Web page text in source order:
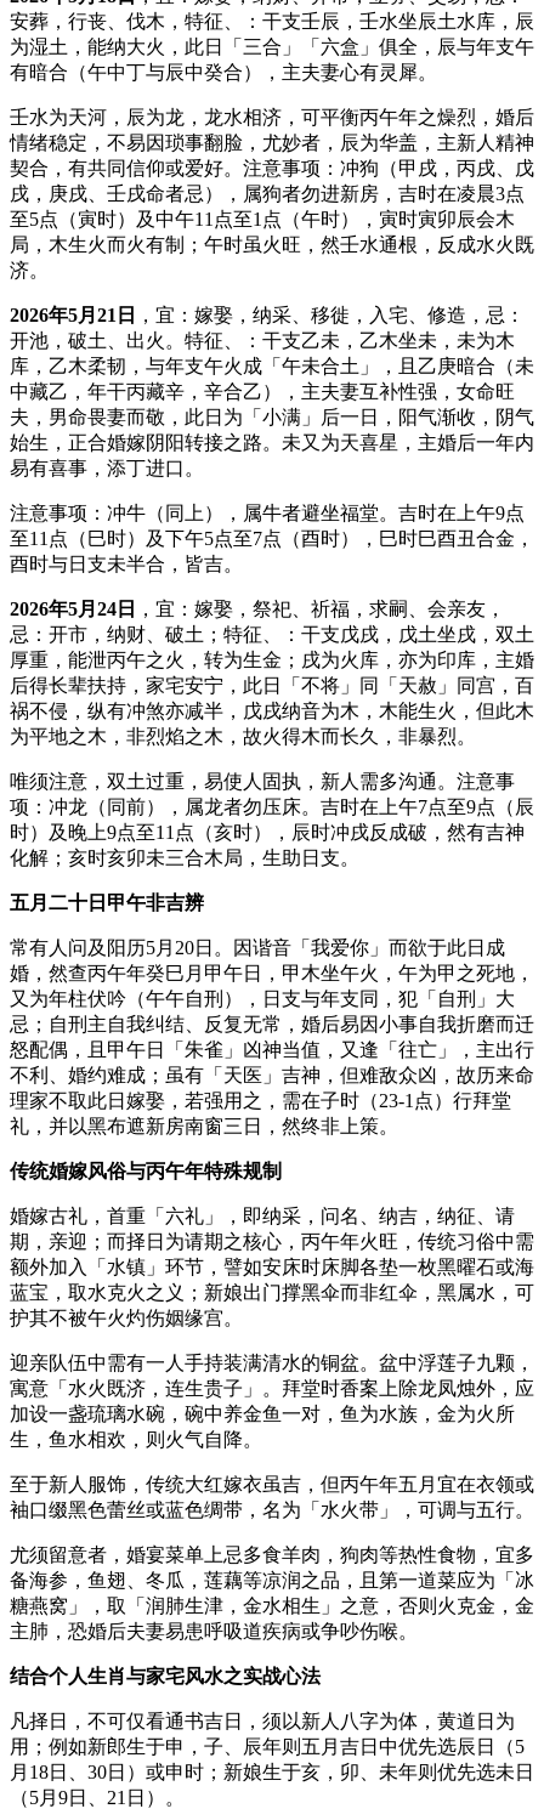
安葬，行丧、伐木，特征、：干支壬辰，壬水坐辰土水库，辰
为湿土，能纳大火，此日「三合」「六盒」俱全，辰与年支午
有暗合（午中丁与辰中癸合），主夫妻心有灵犀。
壬水为天河，辰为龙，龙水相济，可平衡丙午年之燥烈，婚后
情绪稳定，不易因琐事翻脸，尤妙者，辰为华盖，主新人精神
契合，有共同信仰或爱好。注意事项：冲狗（甲戌，丙戌、戊
戌，庚戌、壬戌命者忌），属狗者勿进新房，吉时在凌晨3点
至5点（寅时）及中午11点至1点（午时），寅时寅卯辰会木
局，木生火而火有制；午时虽火旺，然壬水通根，反成水火既
济。
2026年5月21日
，宜：嫁娶，纳采、移徙，入宅、修造，忌：
开池，破土、出火。特征、：干支乙未，乙木坐未，未为木
库，乙木柔韧，与年支午火成「午未合土」，且乙庚暗合（未
中藏乙，年干丙藏辛，辛合乙），主夫妻互补性强，女命旺
夫，男命畏妻而敬，此日为「小满」后一日，阳气渐收，阴气
始生，正合婚嫁阴阳转接之路。未又为天喜星，主婚后一年内
易有喜事，添丁进口。
注意事项：冲牛（同上），属牛者避坐福堂。吉时在上午9点
至11点（巳时）及下午5点至7点（酉时），巳时巳酉丑合金，
酉时与日支未半合，皆吉。
2026年5月24日
，宜：嫁娶，祭祀、祈福，求嗣、会亲友，
忌：开市，纳财、破土；特征、：干支戊戌，戊土坐戌，双土
厚重，能泄丙午之火，转为生金；戌为火库，亦为印库，主婚
后得长辈扶持，家宅安宁，此日「不将」同「天赦」同宫，百
祸不侵，纵有冲煞亦减半，戊戌纳音为木，木能生火，但此木
为平地之木，非烈焰之木，故火得木而长久，非暴烈。
唯须注意，双土过重，易使人固执，新人需多沟通。注意事
项：冲龙（同前），属龙者勿压床。吉时在上午7点至9点（辰
时）及晚上9点至11点（亥时），辰时冲戌反成破，然有吉神
化解；亥时亥卯未三合木局，生助日支。
五月二十日甲午非吉辨
常有人问及阳历5月20日。因谐音「我爱你」而欲于此日成
婚，然查丙午年癸巳月甲午日，甲木坐午火，午为甲之死地，
又为年柱伏吟（午午自刑），日支与年支同，犯「自刑」大
忌；自刑主自我纠结、反复无常，婚后易因小事自我折磨而迁
怒配偶，且甲午日「朱雀」凶神当值，又逢「往亡」，主出行
不利、婚约难成；虽有「天医」吉神，但难敌众凶，故历来命
理家不取此日嫁娶，若强用之，需在子时（23-1点）行拜堂
礼，并以黑布遮新房南窗三日，然终非上策。
传统婚嫁风俗与丙午年特殊规制
婚嫁古礼，首重「六礼」，即纳采，问名、纳吉，纳征、请
期，亲迎；而择日为请期之核心，丙午年火旺，传统习俗中需
额外加入「水镇」环节，譬如安床时床脚各垫一枚黑曜石或海
蓝宝，取水克火之义；新娘出门撑黑伞而非红伞，黑属水，可
护其不被午火灼伤姻缘宫。
迎亲队伍中需有一人手持装满清水的铜盆。盆中浮莲子九颗，
寓意「水火既济，连生贵子」。拜堂时香案上除龙凤烛外，应
加设一盏琉璃水碗，碗中养金鱼一对，鱼为水族，金为火所
生，鱼水相欢，则火气自降。
至于新人服饰，传统大红嫁衣虽吉，但丙午年五月宜在衣领或
袖口缀黑色蕾丝或蓝色绸带，名为「水火带」，可调与五行。
尤须留意者，婚宴菜单上忌多食羊肉，狗肉等热性食物，宜多
备海参，鱼翅、冬瓜，莲藕等凉润之品，且第一道菜应为「冰
糖燕窝」，取「润肺生津，金水相生」之意，否则火克金，金
主肺，恐婚后夫妻易患呼吸道疾病或争吵伤喉。
结合个人生肖与家宅风水之实战心法
凡择日，不可仅看通书吉日，须以新人八字为体，黄道日为
用；例如新郎生于申，子、辰年则五月吉日中优先选辰日（5
月18日、30日）或申时；新娘生于亥，卯、未年则优先选未日
（5月9日、21日）。